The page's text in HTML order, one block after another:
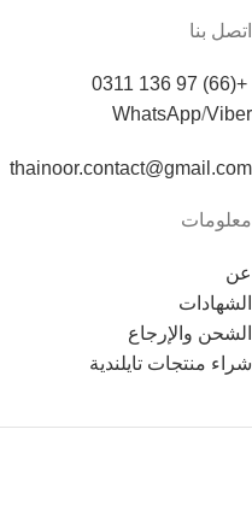
اتصل بنا
+(66) 97 136 0311
WhatsApp/Viber
thainoor.contact@gmail.com
معلومات
عن
الشهادات
الشحن والإرجاع
شراء منتجات تايلندية